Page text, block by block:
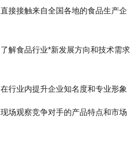
接接触来自全国各地的食品生产企
解食品行业*新发展方向和技术需求
行业内提升企业知名度和专业形象
场观察竞争对手的产品特点和市场